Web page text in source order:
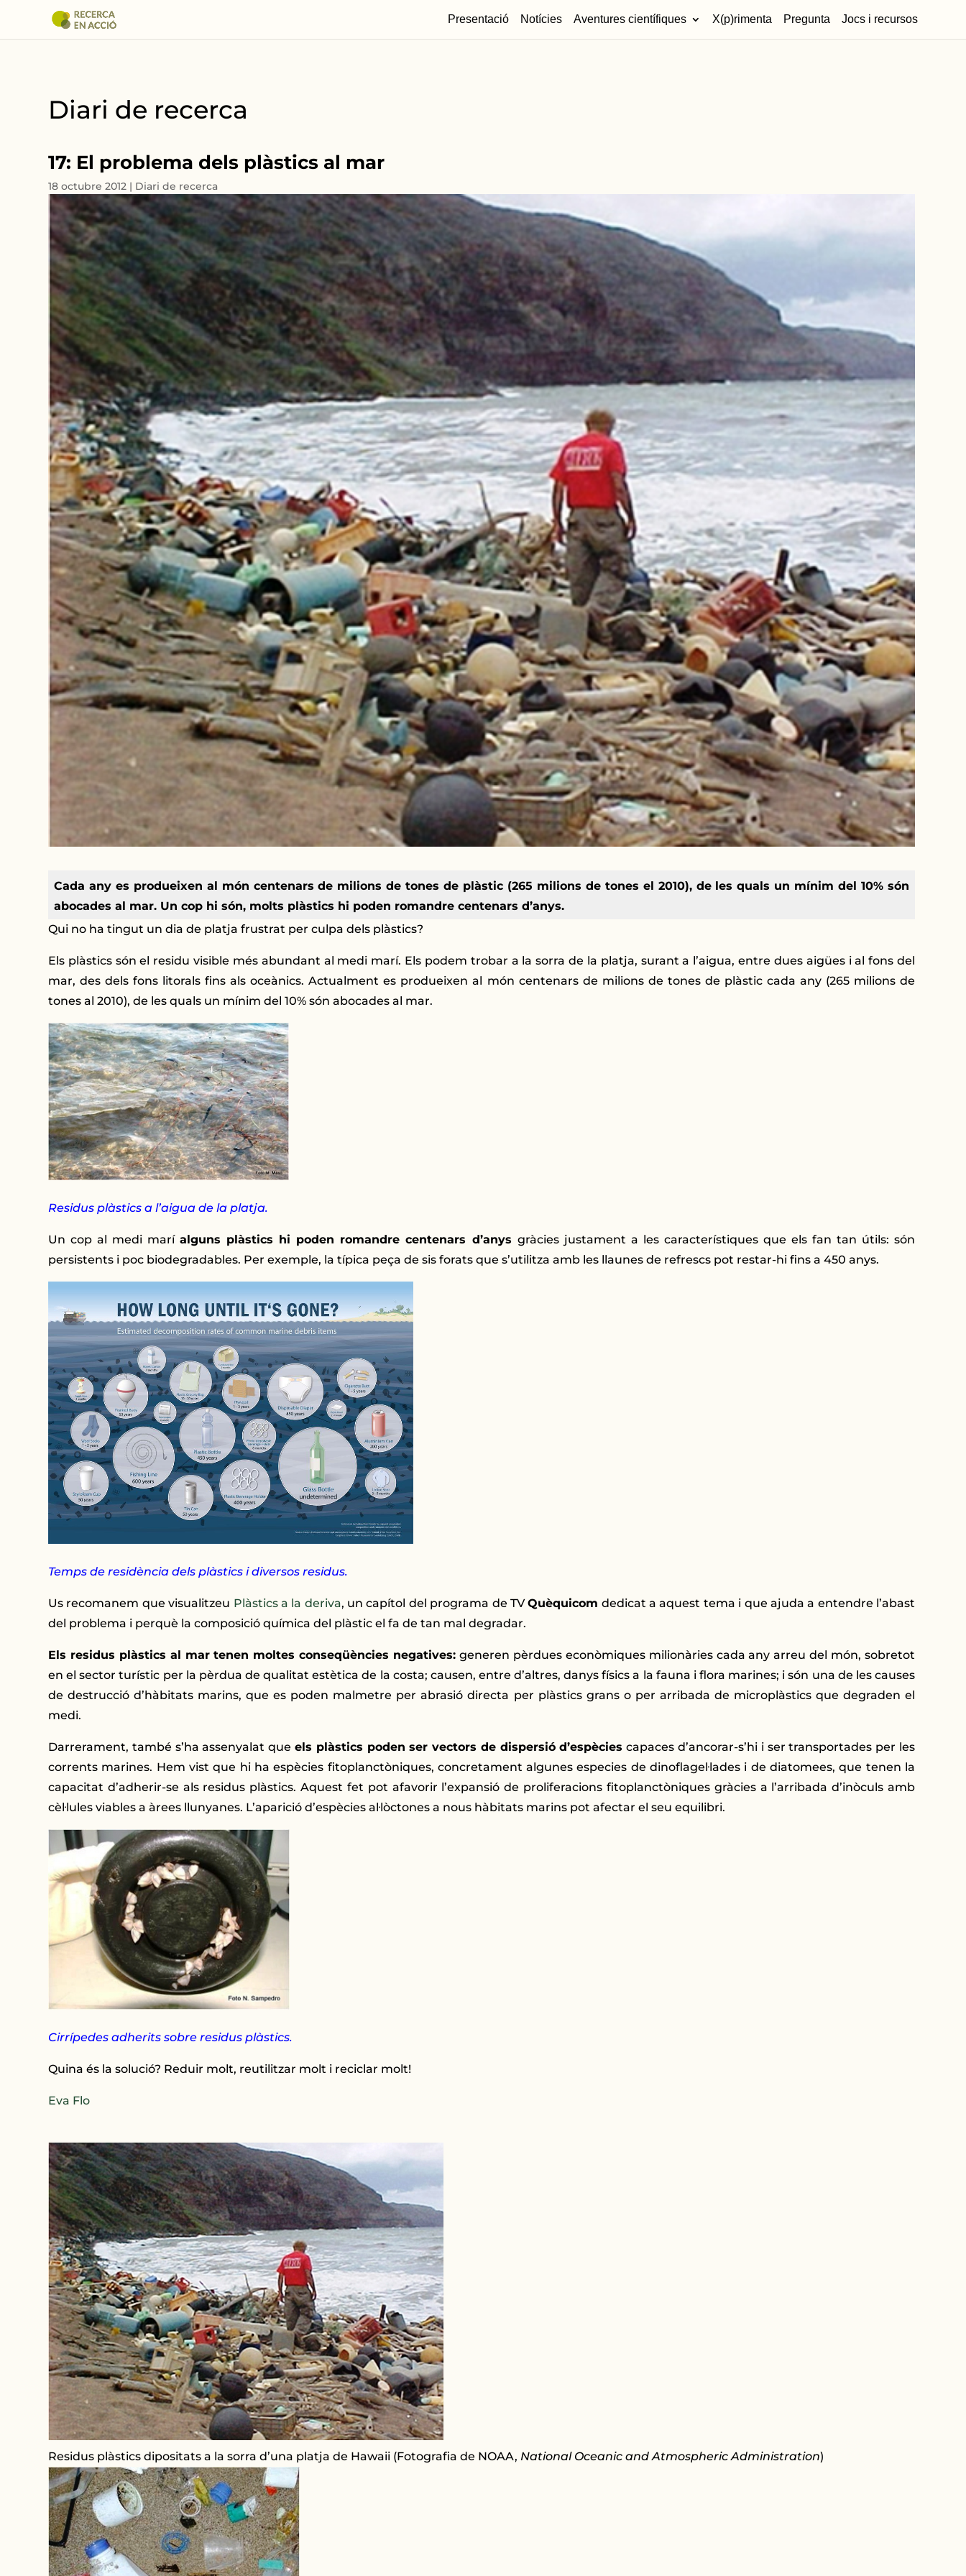
Presentació Notícies Aventures científiques X(p)rimenta Pregunta Jocs i recursos
Diari de recerca
17: El problema dels plàstics al mar
18 octubre 2012 | Diari de recerca
Cada any es produeixen al món centenars de milions de tones de plàstic (265 milions de tones el 2010), de les quals un mínim del 10% són
abocades al mar. Un cop hi són, molts plàstics hi poden romandre centenars d’anys.
Qui no ha tingut un dia de platja frustrat per culpa dels plàstics?
Els plàstics són el residu visible més abundant al medi marí. Els podem trobar a la sorra de la platja, surant a l’aigua, entre dues aigües i al fons del
mar, des dels fons litorals fins als oceànics. Actualment es produeixen al món centenars de milions de tones de plàstic cada any (265 milions de
tones al 2010), de les quals un mínim del 10% són abocades al mar.
Residus plàstics a l’aigua de la platja.
Un cop al medi maríalguns plàstics hi poden romandre centenars d’anys gràcies justament a les característiques que els fan tan útils: són
persistents i poc biodegradables. Per exemple, la típica peça de sis forats que s’utilitza amb les llaunes de refrescs pot restar-hi fins a 450 anys.
Temps de residència dels plàstics i diversos residus.
Us recomanem que visualitzeu Plàstics a la deriva, un capítol del programa de TVQuèquicom dedicat a aquest tema i que ajuda a entendre l’abast
del problema i perquè la composició química del plàstic el fa de tan mal degradar.
Els residus plàstics al mar tenen moltes conseqüències negatives: generen pèrdues econòmiques milionàries cada any arreu del món, sobretot
en el sector turístic per la pèrdua de qualitat estètica de la costa; causen, entre d’altres, danys físics a la fauna i flora marines; i són una de les causes
de destrucció d’hàbitats marins, que es poden malmetre per abrasió directa per plàstics grans o per arribada de microplàstics que degraden el
medi.
Darrerament, també s’ha assenyalat que els plàstics poden ser vectors de dispersió d’espècies capaces d’ancorar-s’hi i ser transportades per les
corrents marines. Hem vist que hi ha espècies fitoplanctòniques, concretament algunes especies de dinoflagel·lades i de diatomees, que tenen la
capacitat d’adherir-se als residus plàstics. Aquest fet pot afavorir l’expansió de proliferacions fitoplanctòniques gràcies a l’arribada d’inòculs amb
cèl·lules viables a àrees llunyanes. L’aparició d’espècies al·lòctones a nous hàbitats marins pot afectar el seu equilibri.
Cirrípedes adherits sobre residus plàstics.
Quina és la solució? Reduir molt, reutilitzar molt i reciclar molt!
Eva Flo
Residus plàstics dipositats a la sorra d’una platja de Hawaii (Fotografia de NOAA, National Oceanic and Atmospheric Administration)